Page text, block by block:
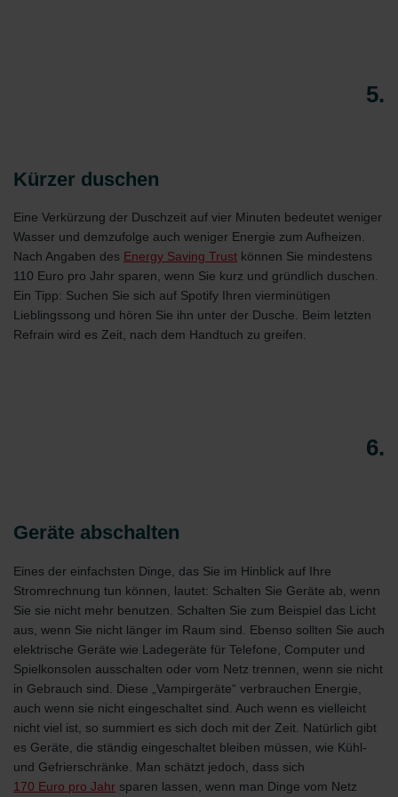
Zehnder Group Sales International: Privacy Policy
Zehnder Polska Sp. z o.o.: Oświadczenie o ochronie
danych Zehnder
Zehnder Group UK Limited: Privacy Policy
5.
Kürzer duschen
Eine Verkürzung der Duschzeit auf vier Minuten bedeutet weniger
Wasser und demzufolge auch weniger Energie zum Aufheizen.
Nach Angaben des Energy Saving Trust können Sie mindestens
110 Euro pro Jahr sparen, wenn Sie kurz und gründlich duschen.
Ein Tipp: Suchen Sie sich auf Spotify Ihren vierminütigen
Lieblingssong und hören Sie ihn unter der Dusche. Beim letzten
Refrain wird es Zeit, nach dem Handtuch zu greifen.
6.
Geräte abschalten
Eines der einfachsten Dinge, das Sie im Hinblick auf Ihre
Stromrechnung tun können, lautet: Schalten Sie Geräte ab, wenn
Sie sie nicht mehr benutzen. Schalten Sie zum Beispiel das Licht
aus, wenn Sie nicht länger im Raum sind. Ebenso sollten Sie auch
elektrische Geräte wie Ladegeräte für Telefone, Computer und
Spielkonsolen ausschalten oder vom Netz trennen, wenn sie nicht
in Gebrauch sind. Diese „Vampirgeräte“ verbrauchen Energie,
auch wenn sie nicht eingeschaltet sind. Auch wenn es vielleicht
nicht viel ist, so summiert es sich doch mit der Zeit. Natürlich gibt
es Geräte, die ständig eingeschaltet bleiben müssen, wie Kühl-
und Gefrierschränke. Man schätzt jedoch, dass sich
170 Euro pro Jahr sparen lassen, wenn man Dinge vom Netz